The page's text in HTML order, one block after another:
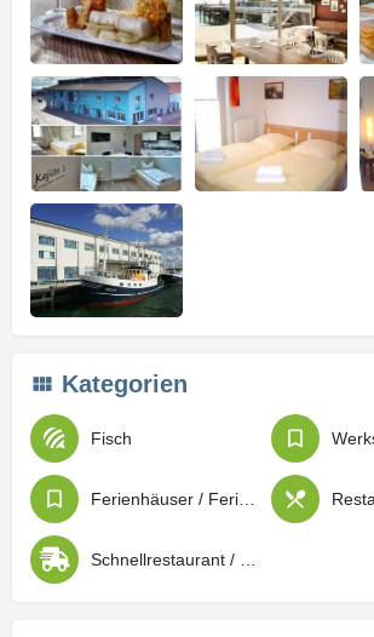
Kategorien
Fisch